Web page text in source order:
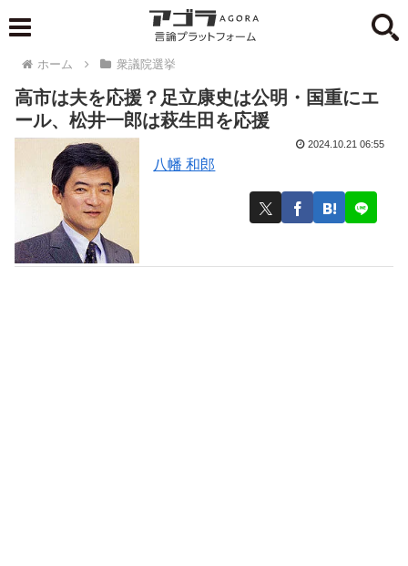
ホーム 衆議院選挙
高市は夫を応援？足立康史は公明・国重にエ
ール、松井一郎は萩生田を応援
八幡 和郎
2024.10.21 06:55